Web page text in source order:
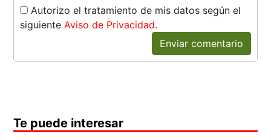
Autorizo el tratamiento de mis datos según el
siguiente Aviso de Privacidad.
Enviar comentario
Te puede interesar